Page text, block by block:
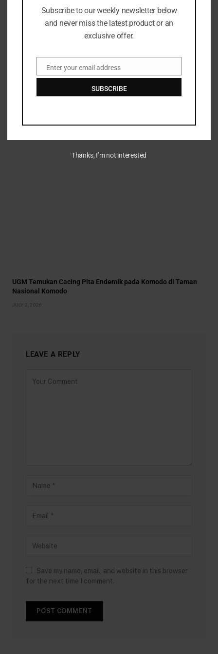
Kondisi Korban Penyekapan 3 Tahun di Bandung Membaik
UGM Temukan Cacing Pita Endemik pada Komodo di Taman
Nasional Komodo
JULY 2, 2026
LEAVE A REPLY
Save my name, email, and website in this browser
for the next time I comment.
Subscribe to our weekly newsletter below
and never miss the latest product or an
exclusive offer.
EmailEnter your email address
SUBSCRIBE
Thanks, I’m not interested